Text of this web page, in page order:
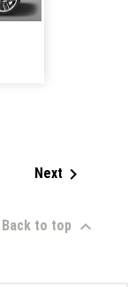
Next 
Back to top 